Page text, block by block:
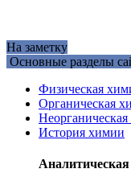
На заметку
Основные разделы
Физическая
Органическая
История химии